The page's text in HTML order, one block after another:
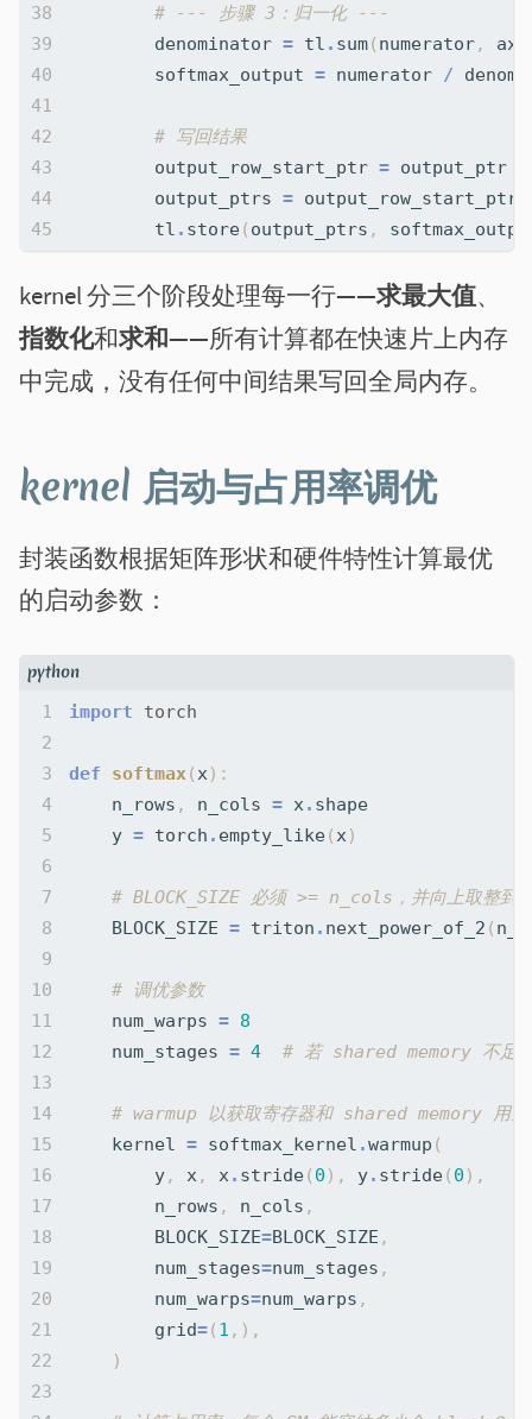
# --- 步骤 3：归一化 ---
denominator = tl . sum( numerator,
softmax_output = numerator /
# 写回结果
output_row_start_ptr = output_ptr
output_ptrs = output_row_start_ptr
tl . store( output_ptrs ,
kernel 分三个阶段处理每一行——求最大值、
指数化和求和——所有计算都在快速片上内存
中完成，没有任何中间结果写回全局内存。
kernel 启动与占用率调优
封装函数根据矩阵形状和硬件特性计算最优
的启动参数：
import torch
def softmax( x):
n_rows , n_cols = x. shape
y = torch . empty_like( x)
# BLOCK_SIZE 必须 >= n_cols，并向上取整到
BLOCK_SIZE = triton . next_power_of_2 (
# 调优参数
num_warps = 8
num_stages = 4 # 若 shared memory 不足
# warmup 以获取寄存器和 shared memory 用量
kernel = softmax_kernel .warmup (
y, x, x. stride( 0 ), y. stride( 0 ),
n_rows , n_cols ,
BLOCK_SIZE=BLOCK_SIZE ,
num_stages=num_stages ,
num_warps=num_warps ,
grid=( 1 ,),
)